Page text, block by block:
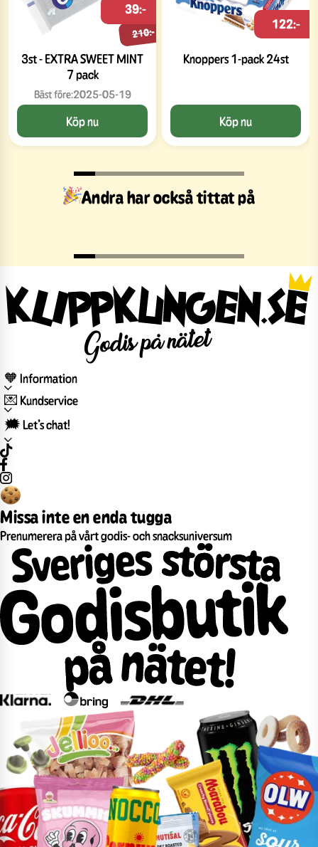
3st - EXTRA SWEET MINT
7 pack
210:-
39:-
Bäst före:2025-05-19
Köp nu
Knoppers 1-pack 24st
122:-
Köp nu
Andra har också tittat på
🧡 Information
💌 Kundservice
🗯️ Let’s chat!
Missa inte en enda tugga
Prenumerera på vårt godis- och snacksuniversum